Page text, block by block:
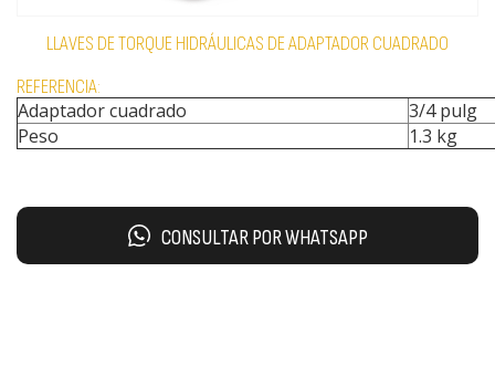
LLAVES DE TORQUE HIDRÁULICAS DE ADAPTADOR CUADRADO
REFERENCIA:
Adaptador cuadrado
3/4 pulg
Peso
1.3 kg
CONSULTAR POR WHATSAPP